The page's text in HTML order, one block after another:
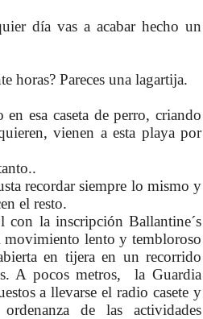
día vas a acabar hecho un
horas? Pareces una lagartija.
esa caseta de perro, criando
vienen a esta playa por
recordar siempre lo mismo y
el resto.
con la inscripción Ballantine´s
movimiento lento y tembloroso
en tijera en un recorrido
A pocos metros, la Guardia
a llevarse el radio casete y
de las actividades